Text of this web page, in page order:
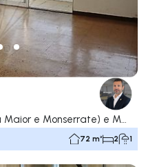
72 m² 2 1